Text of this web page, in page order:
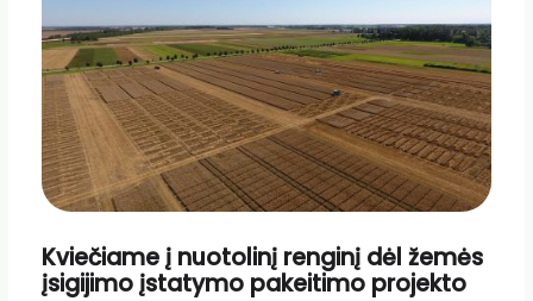
Kviečiame į nuotolinį renginį dėl žemės
įsigijimo įstatymo pakeitimo projekto